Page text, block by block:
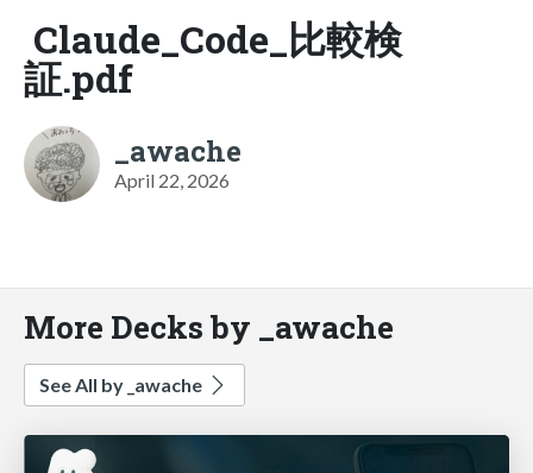
Claude_Code_比較検
証.pdf
_awache
April 22, 2026
More Decks by _awache
See All by _awache